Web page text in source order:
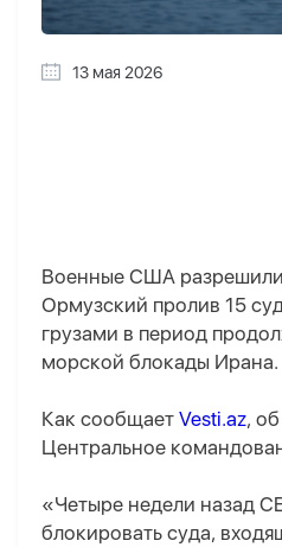
13 мая 2026
Военные США
Ормузский пролив 15
грузами в период
морской блокады Ирана.
Как сообщает Vesti.az,
Центральное
«Четыре недели назад
блокировать суда,